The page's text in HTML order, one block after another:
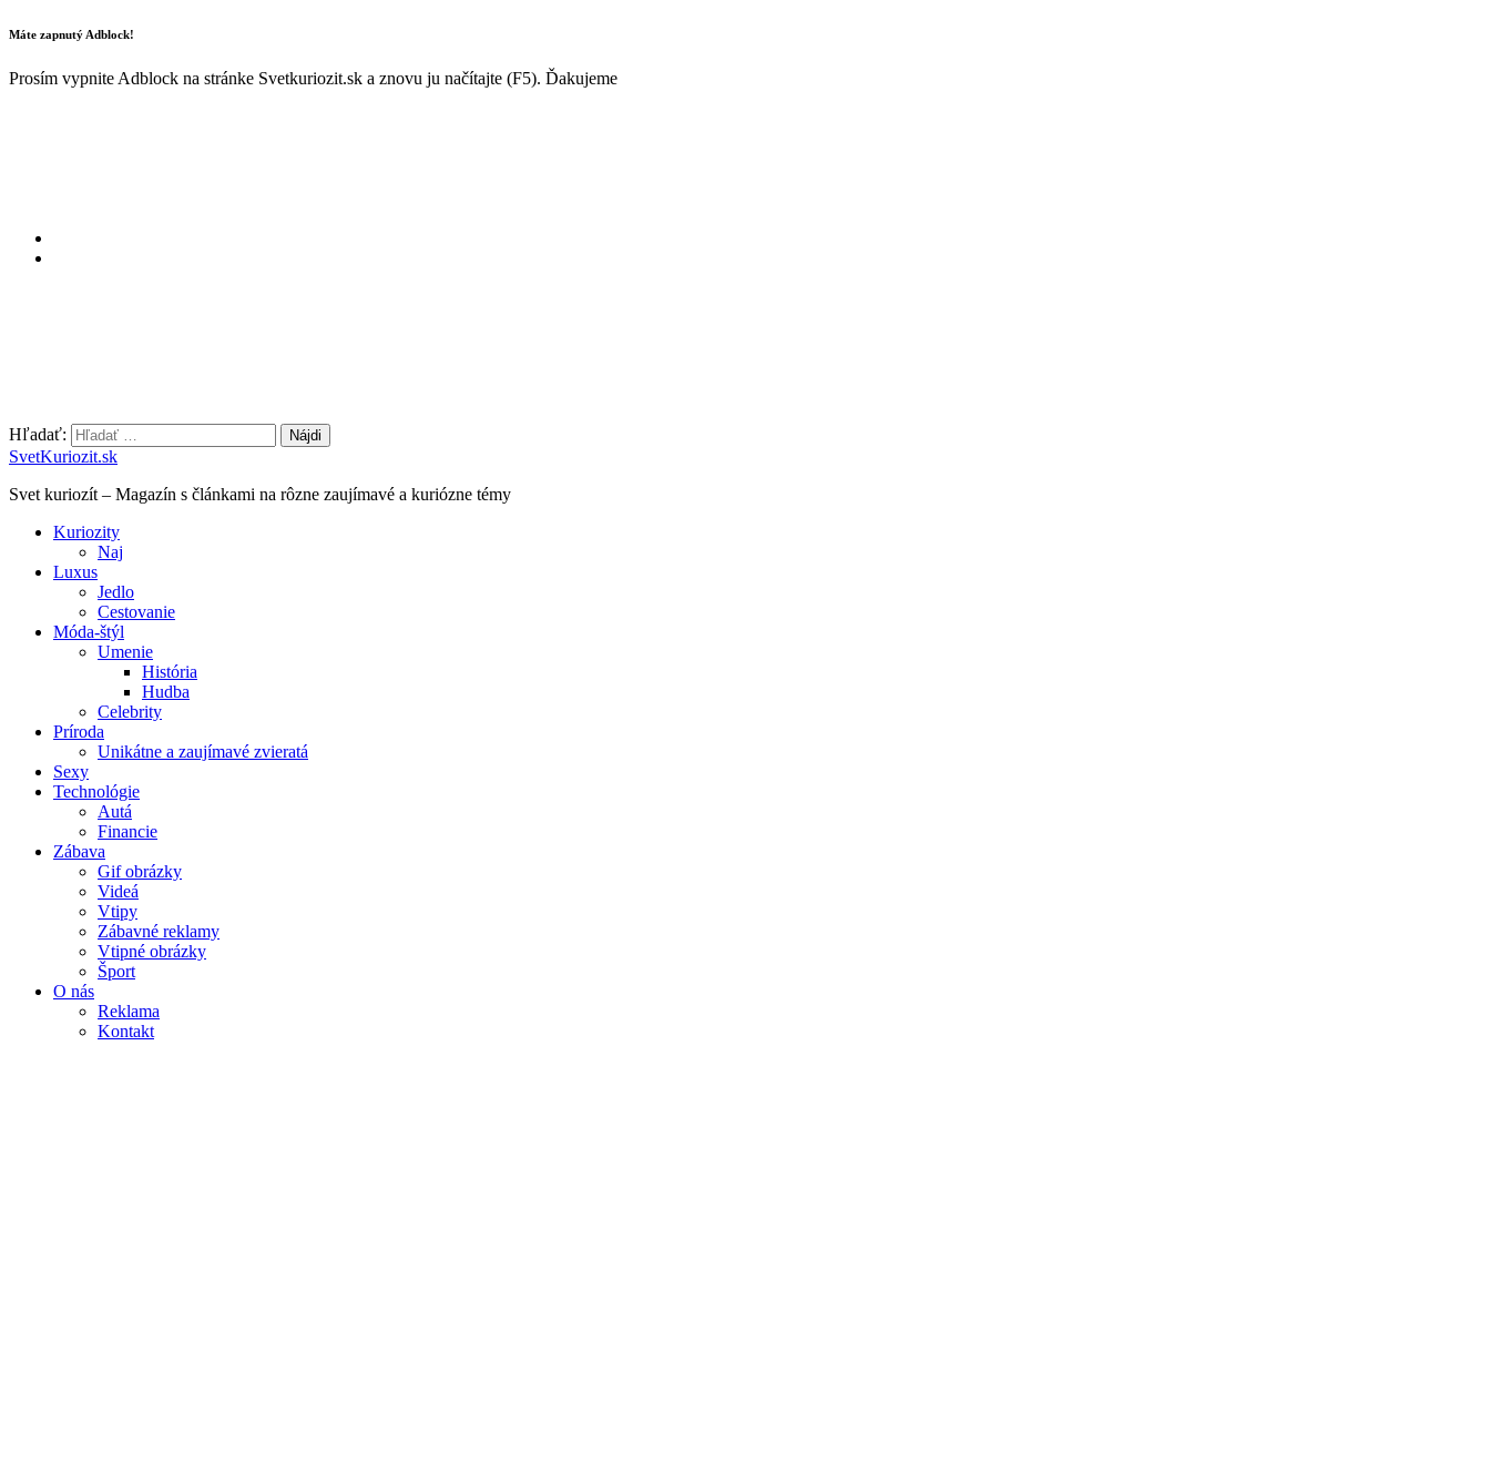
Máte zapnutý Adblock!
Prosím vypnite Adblock na stránke Svetkuriozit.sk a znovu ju načítajte (F5). Ďakujeme
Hľadať:
SvetKuriozit.sk
Svet kuriozít – Magazín s článkami na rôzne zaujímavé a kuriózne témy
Kuriozity
Naj
Luxus
Jedlo
Cestovanie
Móda-štýl
Umenie
História
Hudba
Celebrity
Príroda
Unikátne a zaujímavé zvieratá
Sexy
Technológie
Autá
Financie
Zábava
Gif obrázky
Videá
Vtipy
Zábavné reklamy
Vtipné obrázky
Šport
O nás
Reklama
Kontakt